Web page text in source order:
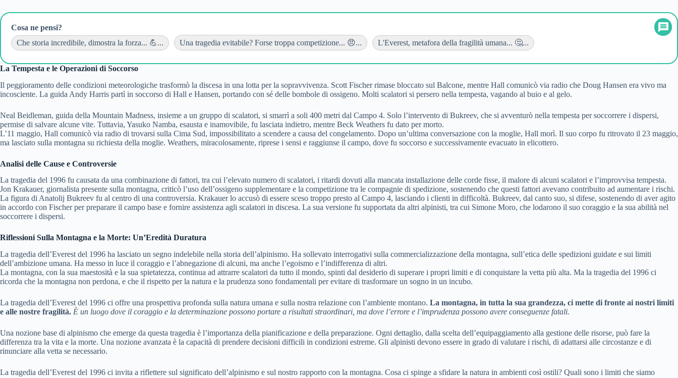
Cosa ne pensi?
Che storia incredibile, dimostra la forza... 💪...
Una tragedia evitabile? Forse troppa competizione... 😠... L'Everest, metafora della fragilità umana... 🤔...
La Tempesta e le Operazioni di Soccorso
Il peggioramento delle condizioni meteorologiche trasformò la discesa in una lotta per la sopravvivenza. Scott Fischer rimase bloccato sul Balcone, mentre Hall comunicò via radio che Doug Hansen era vivo ma
incosciente. La guida Andy Harris partì in soccorso di Hall e Hansen, portando con sé delle bombole di ossigeno. Molti scalatori si persero nella tempesta, vagando al buio e al gelo.
Neal Beidleman, guida della Mountain Madness, insieme a un gruppo di scalatori, si smarrì a soli 400 metri dal Campo 4. Solo l’intervento di Bukreev, che si avventurò nella tempesta per soccorrere i dispersi,
permise di salvare alcune vite. Tuttavia, Yasuko Namba, esausta e inamovibile, fu lasciata indietro, mentre Beck Weathers fu dato per morto.
L’11 maggio, Hall comunicò via radio di trovarsi sulla Cima Sud, impossibilitato a scendere a causa del congelamento. Dopo un’ultima conversazione con la moglie, Hall morì. Il suo corpo fu ritrovato il 23 maggio,
ma lasciato sulla montagna su richiesta della moglie. Weathers, miracolosamente, riprese i sensi e raggiunse il campo, dove fu soccorso e successivamente evacuato in elicottero.
Analisi delle Cause e Controversie
La tragedia del 1996 fu causata da una combinazione di fattori, tra cui l’elevato numero di scalatori, i ritardi dovuti alla mancata installazione delle corde fisse, il malore di alcuni scalatori e l’improvvisa tempesta.
Jon Krakauer, giornalista presente sulla montagna, criticò l’uso dell’ossigeno supplementare e la competizione tra le compagnie di spedizione, sostenendo che questi fattori avevano contribuito ad aumentare i rischi.
La figura di Anatolij Bukreev fu al centro di una controversia. Krakauer lo accusò di essere sceso troppo presto al Campo 4, lasciando i clienti in difficoltà. Bukreev, dal canto suo, si difese, sostenendo di aver agito
in accordo con Fischer per preparare il campo base e fornire assistenza agli scalatori in discesa. La sua versione fu supportata da altri alpinisti, tra cui Simone Moro, che lodarono il suo coraggio e la sua abilità nel
soccorrere i dispersi.
Riflessioni Sulla Montagna e la Morte: Un’Eredità Duratura
La tragedia dell’Everest del 1996 ha lasciato un segno indelebile nella storia dell’alpinismo. Ha sollevato interrogativi sulla commercializzazione della montagna, sull’etica delle spedizioni guidate e sui limiti
dell’ambizione umana. Ha messo in luce il coraggio e l’abnegazione di alcuni, ma anche l’egoismo e l’indifferenza di altri.
La montagna, con la sua maestosità e la sua spietatezza, continua ad attrarre scalatori da tutto il mondo, spinti dal desiderio di superare i propri limiti e di conquistare la vetta più alta. Ma la tragedia del 1996 ci
ricorda che la montagna non perdona, e che il rispetto per la natura e la prudenza sono fondamentali per evitare di trasformare un sogno in un incubo.
La tragedia dell’Everest del 1996 ci offre una prospettiva profonda sulla natura umana e sulla nostra relazione con l’ambiente montano. La montagna, in tutta la sua grandezza, ci mette di fronte ai nostri limiti
e alle nostre fragilità. È un luogo dove il coraggio e la determinazione possono portare a risultati straordinari, ma dove l’errore e l’imprudenza possono avere conseguenze fatali.
Una nozione base di alpinismo che emerge da questa tragedia è l’importanza della pianificazione e della preparazione. Ogni dettaglio, dalla scelta dell’equipaggiamento alla gestione delle risorse, può fare la
differenza tra la vita e la morte. Una nozione avanzata è la capacità di prendere decisioni difficili in condizioni estreme. Gli alpinisti devono essere in grado di valutare i rischi, di adattarsi alle circostanze e di
rinunciare alla vetta se necessario.
La tragedia dell’Everest del 1996 ci invita a riflettere sul significato dell’alpinismo e sul nostro rapporto con la montagna. Cosa ci spinge a sfidare la natura in ambienti così ostili? Quali sono i limiti che siamo